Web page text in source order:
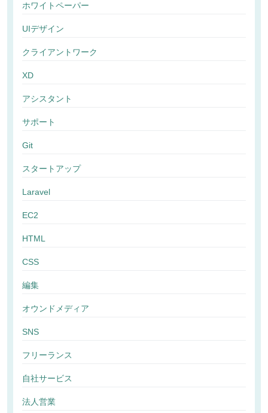
ホワイトペーパー
UIデザイン
クライアントワーク
XD
アシスタント
サポート
Git
スタートアップ
Laravel
EC2
HTML
CSS
編集
オウンドメディア
SNS
フリーランス
自社サービス
法人営業